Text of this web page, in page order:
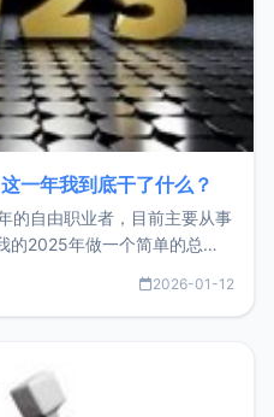
一年我到底干了什么？
的自由职业者，目前主要从事
的2025年做一个简单的总
，2026年不求突破，但求保
2026-01-12